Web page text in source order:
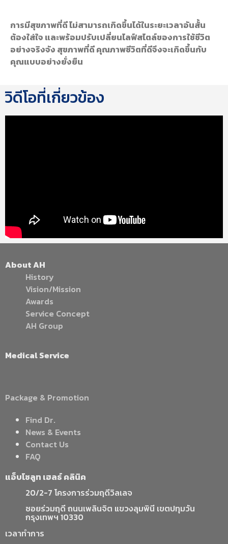
การมีสุขภาพที่ดี ไม่สามารถเกิดขึ้นได้ในระยะเวลาอันสั้น
ต้องใส่ใจ และพร้อมปรับเปลี่ยนไลฟ์สไตล์ของการใช้ชีวิต
อย่างจริงจัง สุขภาพที่ดี คุณภาพชีวิตที่ดีจึงจะเกิดขึ้นกับ
คุณแบบอย่างยั่งยืน
วิดีโอที่เกี่ยวข้อง
About AH
History
Vision/Mission
Awards
Service Concept
AH Group
Medical Service
Package & Promotion
Find Dr.
News & Events
Contact Us
FAQ
แอ็บโซลูท เฮลธ์ คลินิค
20/2-7 โครงการร่วมฤดีวิลเลจ
ซอยร่วมฤดี ถนนเพลินจิต แขวงลุมพินี เขตปทุมวัน
กรุงเทพฯ 10330
เวลาทำการ